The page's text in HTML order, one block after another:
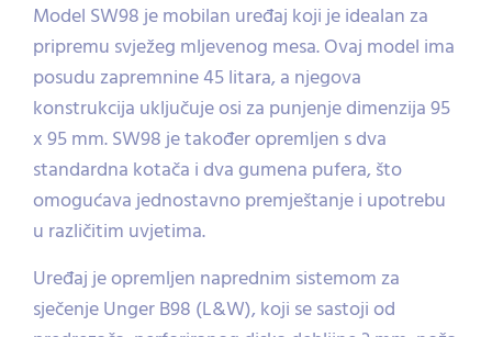
Model SW98 je mobilan uređaj koji je idealan za
pripremu svježeg mljevenog mesa. Ovaj model ima
posudu zapremnine 45 litara, a njegova
konstrukcija uključuje osi za punjenje dimenzija 95
x 95 mm. SW98 je također opremljen s dva
standardna kotača i dva gumena pufera, što
omogućava jednostavno premještanje i upotrebu
u različitim uvjetima.
Uređaj je opremljen naprednim sistemom za
sječenje Unger B98 (L&W), koji se sastoji od